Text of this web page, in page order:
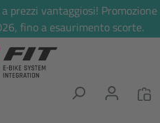
prezzi vantaggiosi! Promozione
fino a esaurimento scorte.